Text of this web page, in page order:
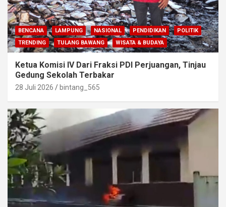
BENCANA LAMPUNG NASIONAL PENDIDIKAN
POLITIK
TRENDING
TULANG BAWANG WISATA & BUDAYA
Ketua Komisi IV Dari Fraksi PDI Perjuangan, Tinjau
Gedung Sekolah Terbakar
28 Juli 2026 bintang_565